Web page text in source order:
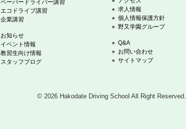
ペーパードライバー講習
エコドライブ講習
企業講習
お知らせ
イベント情報
教習生向け情報
スタッフブログ
求人情報
個人情報保護方針
野又学園グループ
Q&A
お問い合わせ
サイトマップ
© 2026 Hakodate Driving School All Right Reserved.